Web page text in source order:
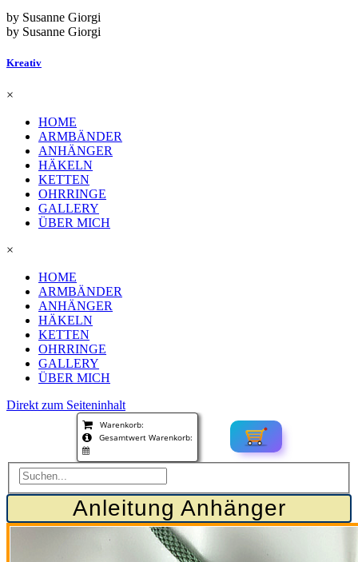
by Susanne Giorgi
by Susanne Giorgi
Kreativ
×
HOME
ARMBÄNDER
ANHÄNGER
HÄKELN
KETTEN
OHRRINGE
GALLERY
ÜBER MICH
×
HOME
ARMBÄNDER
ANHÄNGER
HÄKELN
KETTEN
OHRRINGE
GALLERY
ÜBER MICH
Direkt zum Seiteninhalt
Warenkorb:
Gesamtwert Warenkorb:
Anleitung Anhänger